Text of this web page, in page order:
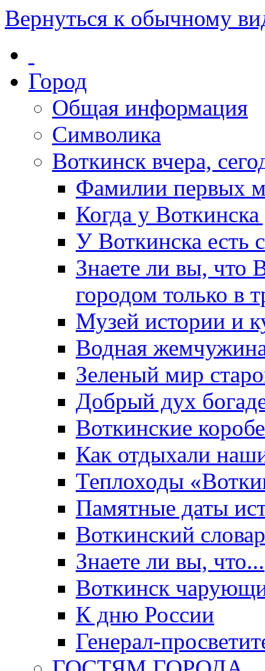
Вернуться к обычному
Город
Общая информация
Символика
Воткинск вчера,
Фамилии первых
Когда у
У Воткинска есть
Знаете ли вы, что
городом только в
Музей истории и
Водная
Зеленый мир
Добрый дух
Воткинские
Как отдыхали
Теплоходы
Памятные даты
Воткинский
Знаете ли вы, что...
Воткинск
К дню России
Генерал-